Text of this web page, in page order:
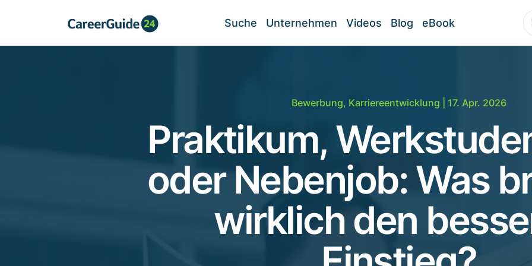
Suche Unternehmen Videos Blog eBook
Bewerbung, Karriereentwicklung | 17. Apr. 2026
Praktikum,
oder Nebenjob: Was
wirklich den